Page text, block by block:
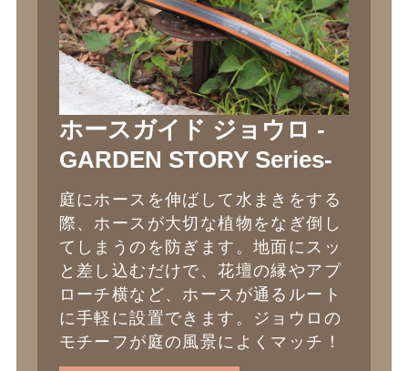
ホースガイド ジョウロ -
GARDEN STORY Series-
庭にホースを伸ばして水まきをする
際、ホースが大切な植物をなぎ倒し
てしまうのを防ぎます。地面にスッ
と差し込むだけで、花壇の縁やアプ
ローチ横など、ホースが通るルート
に手軽に設置できます。ジョウロの
モチーフが庭の風景によくマッチ！